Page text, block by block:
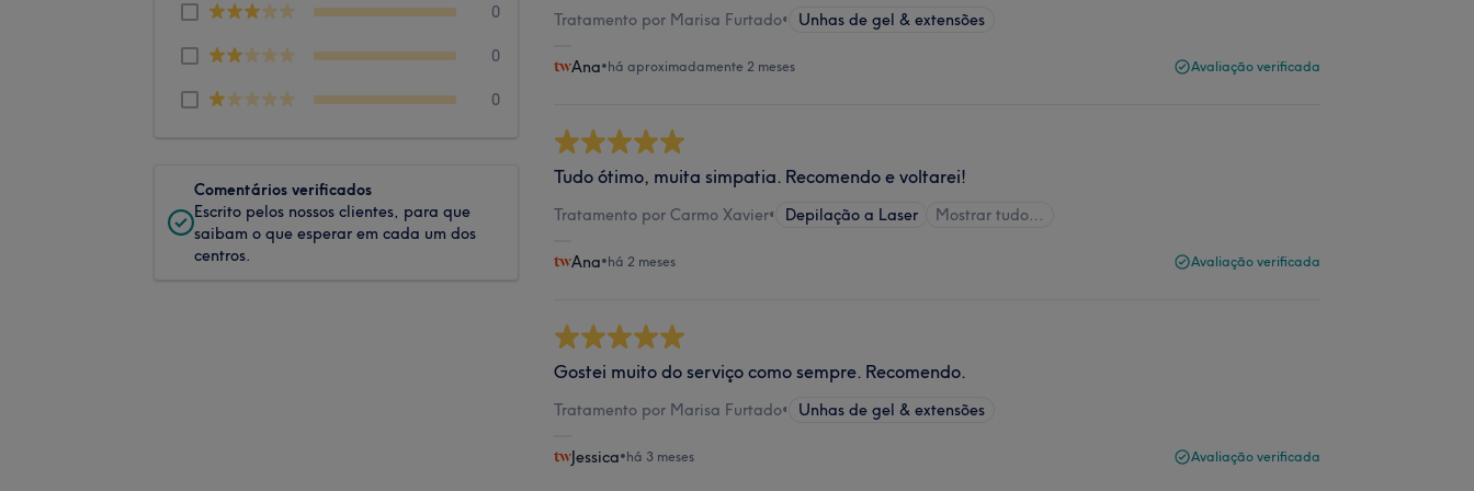
0
0
0
Comentários verificados
Escrito pelos nossos clientes, para que
saibam o que esperar em cada um dos
centros.
Tratamento por Marisa Furtado• Unhas de gel & extensões
Ana•há aproximadamente 2 meses Avaliação verificada
Tudo ótimo, muita simpatia. Recomendo e voltarei!
Tratamento por Carmo Xavier• Depilação a Laser Mostrar tudo…
Ana•há 2 meses Avaliação verificada
Gostei muito do serviço como sempre. Recomendo.
Tratamento por Marisa Furtado• Unhas de gel & extensões
Jessica•há 3 meses Avaliação verificada